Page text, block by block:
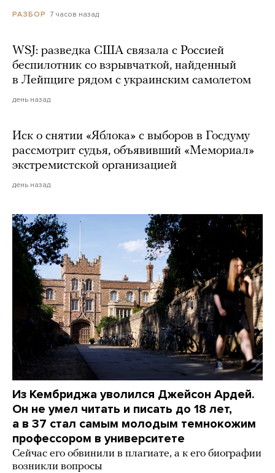
РАЗБОР 7 часов назад
WSJ: разведка США связала с Россией
беспилотник со взрывчаткой, найденный
в Лейпциге рядом с украинским самолетом
день назад
Иск о снятии «Яблока» с выборов в Госдуму
рассмотрит судья, объявивший «Мемориал»
экстремистской организацией
день назад
Из Кембриджа уволился Джейсон Ардей.
Он не умел читать и писать до 18 лет,
а в 37 стал самым молодым темнокожим
профессором в университете
Сейчас его обвинили в плагиате, а к его биографии
возникли вопросы